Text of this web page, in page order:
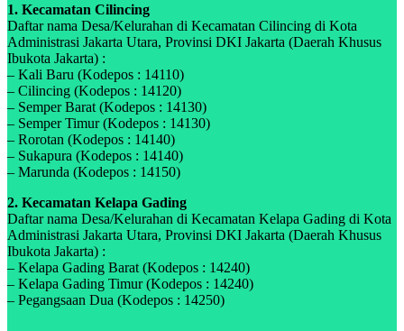
1. Kecamatan Cilincing
Daftar nama Desa/Kelurahan di Kecamatan Cilincing di Kota
Administrasi Jakarta Utara, Provinsi DKI Jakarta (Daerah Khusus
Ibukota Jakarta) :
– Kali Baru (Kodepos : 14110)
– Cilincing (Kodepos : 14120)
– Semper Barat (Kodepos : 14130)
– Semper Timur (Kodepos : 14130)
– Rorotan (Kodepos : 14140)
– Sukapura (Kodepos : 14140)
– Marunda (Kodepos : 14150)
2. Kecamatan Kelapa Gading
Daftar nama Desa/Kelurahan di Kecamatan Kelapa Gading di Kota
Administrasi Jakarta Utara, Provinsi DKI Jakarta (Daerah Khusus
Ibukota Jakarta) :
– Kelapa Gading Barat (Kodepos : 14240)
– Kelapa Gading Timur (Kodepos : 14240)
– Pegangsaan Dua (Kodepos : 14250)